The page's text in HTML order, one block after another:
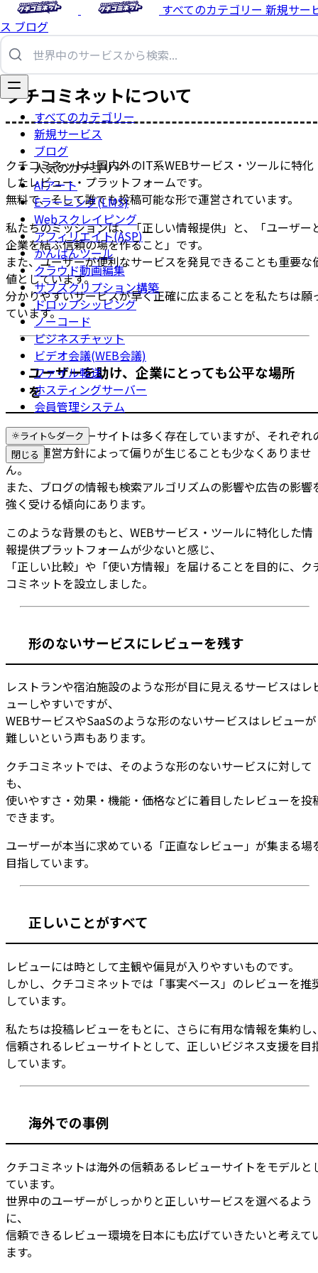
すべてのカテゴリー 新規サー
ス ブログ
すべてのカテゴリー
新規サービス
ブログ
人気のカテゴリー
AIアート
Eラーニング(LMS)
Webスクレイピング
アフィリエイト(ASP)
かんばんツール
クラウド動画編集
サブスクリプション構築
ドロップシッピング
ノーコード
ビジネスチャット
ビデオ会議(WEB会議)
ファイル転送
ホスティングサーバー
会員管理システム
ライト
ダーク
閉じる
クチコミネットについて
クチコミネットは国内外のIT系WEBサービス・ツールに特化
したレビュー・プラットフォームです。
無料で、そして誰でも投稿可能な形で運営されています。
私たちのミッションは、「正しい情報提供」と、「ユーザー
企業を結ぶ信頼の場を作ること」です。
また、ユーザーが便利なサービスを発見できることも重要な
値としています。
分かりやすいサービスが早く正確に広まることを私たちは願
ています。
ユーザーを助け、企業にとっても公平な場所
を
世の中のレビューサイトは多く存在していますが、それぞれ
立場と運営方針によって偏りが生じることも少なくありませ
ん。
また、ブログの情報も検索アルゴリズムの影響や広告の影響
強く受ける傾向にあります。
このような背景のもと、WEBサービス・ツールに特化した情
報提供プラットフォームが少ないと感じ、
「正しい比較」や「使い方情報」を届けることを目的に、ク
コミネットを設立しました。
形のないサービスにレビューを残す
レストランや宿泊施設のような形が目に見えるサービスはレ
ューしやすいですが、
WEBサービスやSaaSのような形のないサービスはレビューが
難しいという声もあります。
クチコミネットでは、そのような形のないサービスに対して
も、
使いやすさ・効果・機能・価格などに着目したレビューを投
できます。
ユーザーが本当に求めている「正直なレビュー」が集まる場
目指しています。
正しいことがすべて
レビューには時として主観や偏見が入りやすいものです。
しかし、クチコミネットでは「事実ベース」のレビューを推
しています。
私たちは投稿レビューをもとに、さらに有用な情報を集約し
信頼されるレビューサイトとして、正しいビジネス支援を目
しています。
海外での事例
クチコミネットは海外の信頼あるレビューサイトをモデルと
ています。
世界中のユーザーがしっかりと正しいサービスを選べるよう
に、
信頼できるレビュー環境を日本にも広げていきたいと考えて
ます。